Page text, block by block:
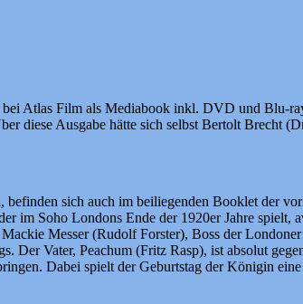
Atlas Film als Mediabook inkl. DVD und Blu-
diese Ausgabe hätte sich selbst Bertolt Brecht
sich auch im beiliegenden Booklet der
im Soho Londons Ende der 1920er Jahre spielt,
Messer (Rudolf Forster), Boss der
Der Vater, Peachum (Fritz Rasp), ist absolut
Dabei spielt der Geburtstag der Königin